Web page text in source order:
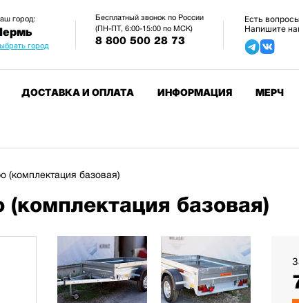
город:
город
Бесплатный звонок по России
(ПН-ПТ, 6:00-15:00 по МСК)
8 800 500 28 73
Есть
Напишите
ДОСТАВКА И ОПЛАТА ИНФОРМАЦИЯ МЕРЧ
(комплектация базовая)
базовая)